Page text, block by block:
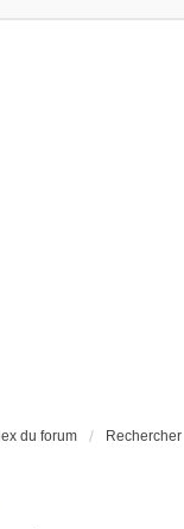
du forum Rechercher